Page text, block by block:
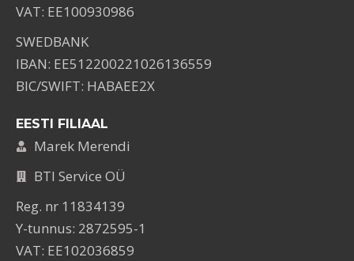
VAT: EE100930986
SWEDBANK
IBAN: EE512200221026136559
BIC/SWIFT: HABAEE2X
EESTI FILIAAL
Marek Merendi
BTI Service OÜ
Reg. nr 11834139
Y-tunnus: 2872595-1
VAT: EE102036859